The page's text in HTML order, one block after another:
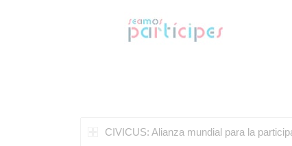
CIVICUS: Alianza mundial para la